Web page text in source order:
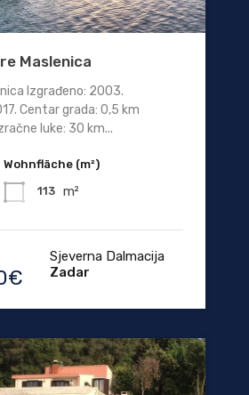
Maslenica
Izgrađeno: 2003.
Centar grada: 0,5 km
luke: 30 km...
Wohnfläche (m²)
113 m²
Sjeverna Dalmacija
Zadar